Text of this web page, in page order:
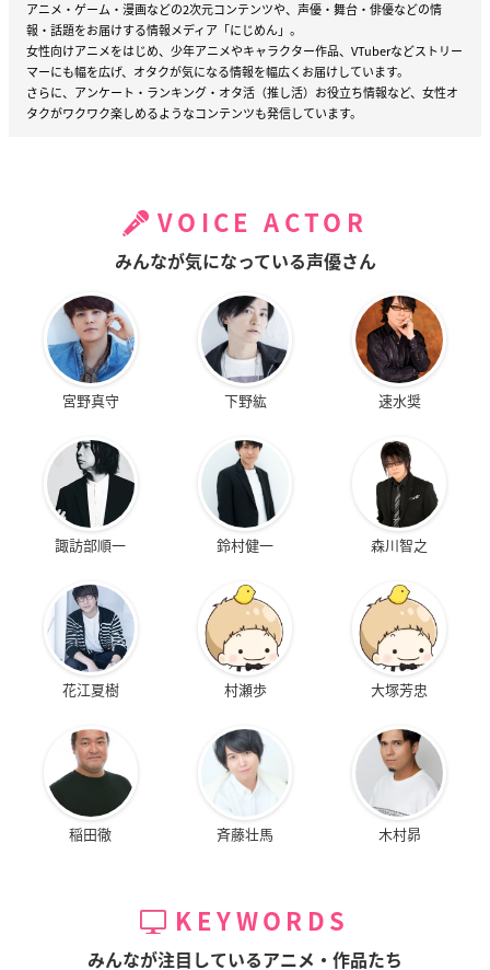
アニメ・ゲーム・漫画などの2次元コンテンツや、声優・舞台・俳優などの情
報・話題をお届けする情報メディア「にじめん」。
女性向けアニメをはじめ、少年アニメやキャラクター作品、VTuberなどストリー
マーにも幅を広げ、オタクが気になる情報を幅広くお届けしています。
さらに、アンケート・ランキング・オタ活（推し活）お役立ち情報など、女性オ
タクがワクワク楽しめるようなコンテンツも発信しています。
VOICE ACTOR
みんなが気になっている声優さん
宮野真守 下野紘 速水奨
諏訪部順一 鈴村健一 森川智之
花江夏樹 村瀬歩 大塚芳忠
稲田徹 斉藤壮馬 木村昴
KEYWORDS
みんなが注目しているアニメ・作品たち